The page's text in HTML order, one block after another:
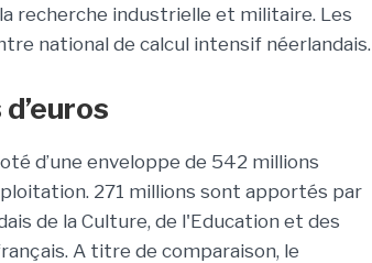
recherche industrielle et militaire. Les
national de calcul intensif néerlandais.
d’une enveloppe de 542 millions
271 millions sont apportés par
de la Culture, de l'Education et des
A titre de comparaison, le